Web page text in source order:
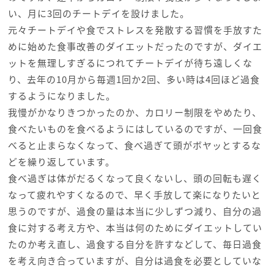
い、月に3回のチートデイを設けました。
元々チートデイや食でストレスを発散する習慣を手放すた
めに始めた食事改善のダイエットだったのですが、ダイエ
ットを無理しすぎるにつれてチートデイが待ち遠しくな
り、去年の10月から毎週1回か2回、多い時は4回ほど過食
するようになりました。
我慢がかなりきつかったのか、カロリー制限をやめたり、
食べたいものを食べるようにはしているのですが、一回食
べると止まらなくなって、食べ過ぎて頭がボヤッとするな
どを繰り返しています。
食べ過ぎは体がだるくなって良くないし、頭の回転も遅く
なって疲れやすくなるので、早く手放して楽になりたいと
思うのですが、過食の量は本当に少しずつ減り、自分の過
食に対する考え方や、本当は何のためにダイエットしてい
たのか考え直し、過食する自分を許すなどして、毎日過食
を考え向き合っていますが、自分は過食を必要としていな